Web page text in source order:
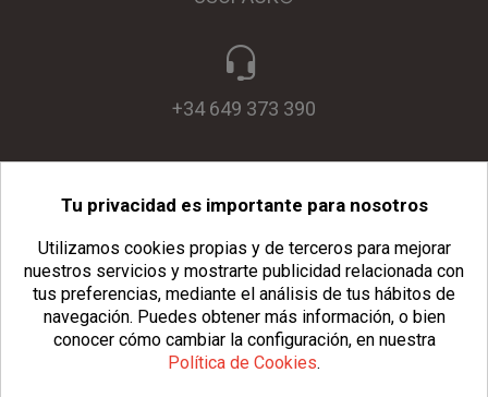
+34 649 373 390
info@usopack.com
Tu privacidad es importante para nosotros
Utilizamos cookies propias y de terceros para mejorar
nuestros servicios y mostrarte publicidad relacionada con
tus preferencias, mediante el análisis de tus hábitos de
navegación. Puedes obtener más información, o bien
conocer cómo cambiar la configuración, en nuestra
Política de Cookies.